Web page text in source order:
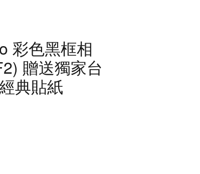
彩色黑框相
贈送獨家台
典貼紙